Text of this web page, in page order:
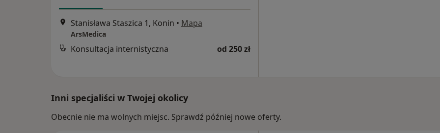
Stanisława Staszica 1, Konin • Mapa
ArsMedica
Konsultacja internistyczna od 250 zł
Inni specjaliści w Twojej okolicy
Obecnie nie ma wolnych miejsc. Sprawdź później nowe oferty.